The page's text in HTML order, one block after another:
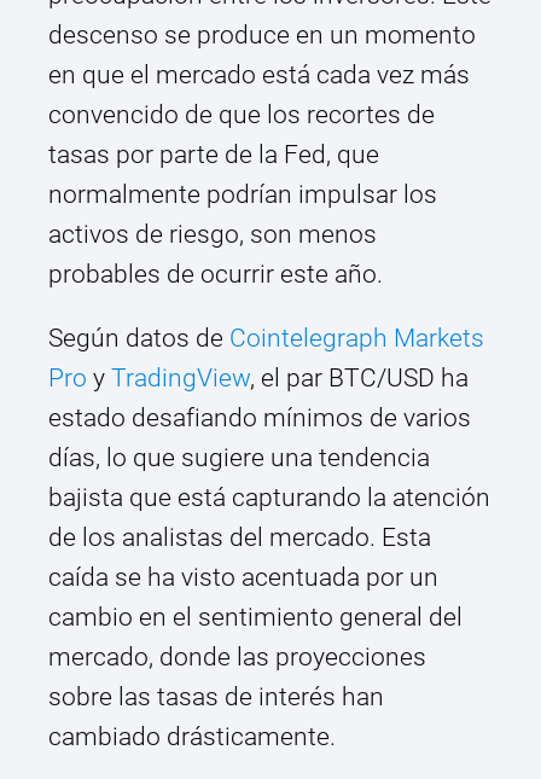
descenso se produce en un momento
en que el mercado está cada vez más
convencido de que los recortes de
tasas por parte de la Fed, que
normalmente podrían impulsar los
activos de riesgo, son menos
probables de ocurrir este año.
Según datos de Cointelegraph Markets
Pro y TradingView, el par BTC/USD ha
estado desafiando mínimos de varios
días, lo que sugiere una tendencia
bajista que está capturando la atención
de los analistas del mercado. Esta
caída se ha visto acentuada por un
cambio en el sentimiento general del
mercado, donde las proyecciones
sobre las tasas de interés han
cambiado drásticamente.